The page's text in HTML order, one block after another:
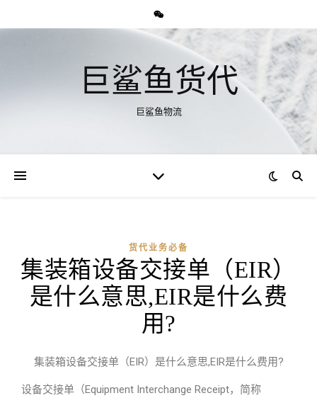
巨鲨鱼货代
巨鲨鱼物流
货代业务必备
集装箱设备交接单（EIR）
是什么意思,EIR是什么费
用?
集装箱设备交接单（EIR）是什么意思,EIR是什么费用?
设备交接单（Equipment Interchange Receipt，简称